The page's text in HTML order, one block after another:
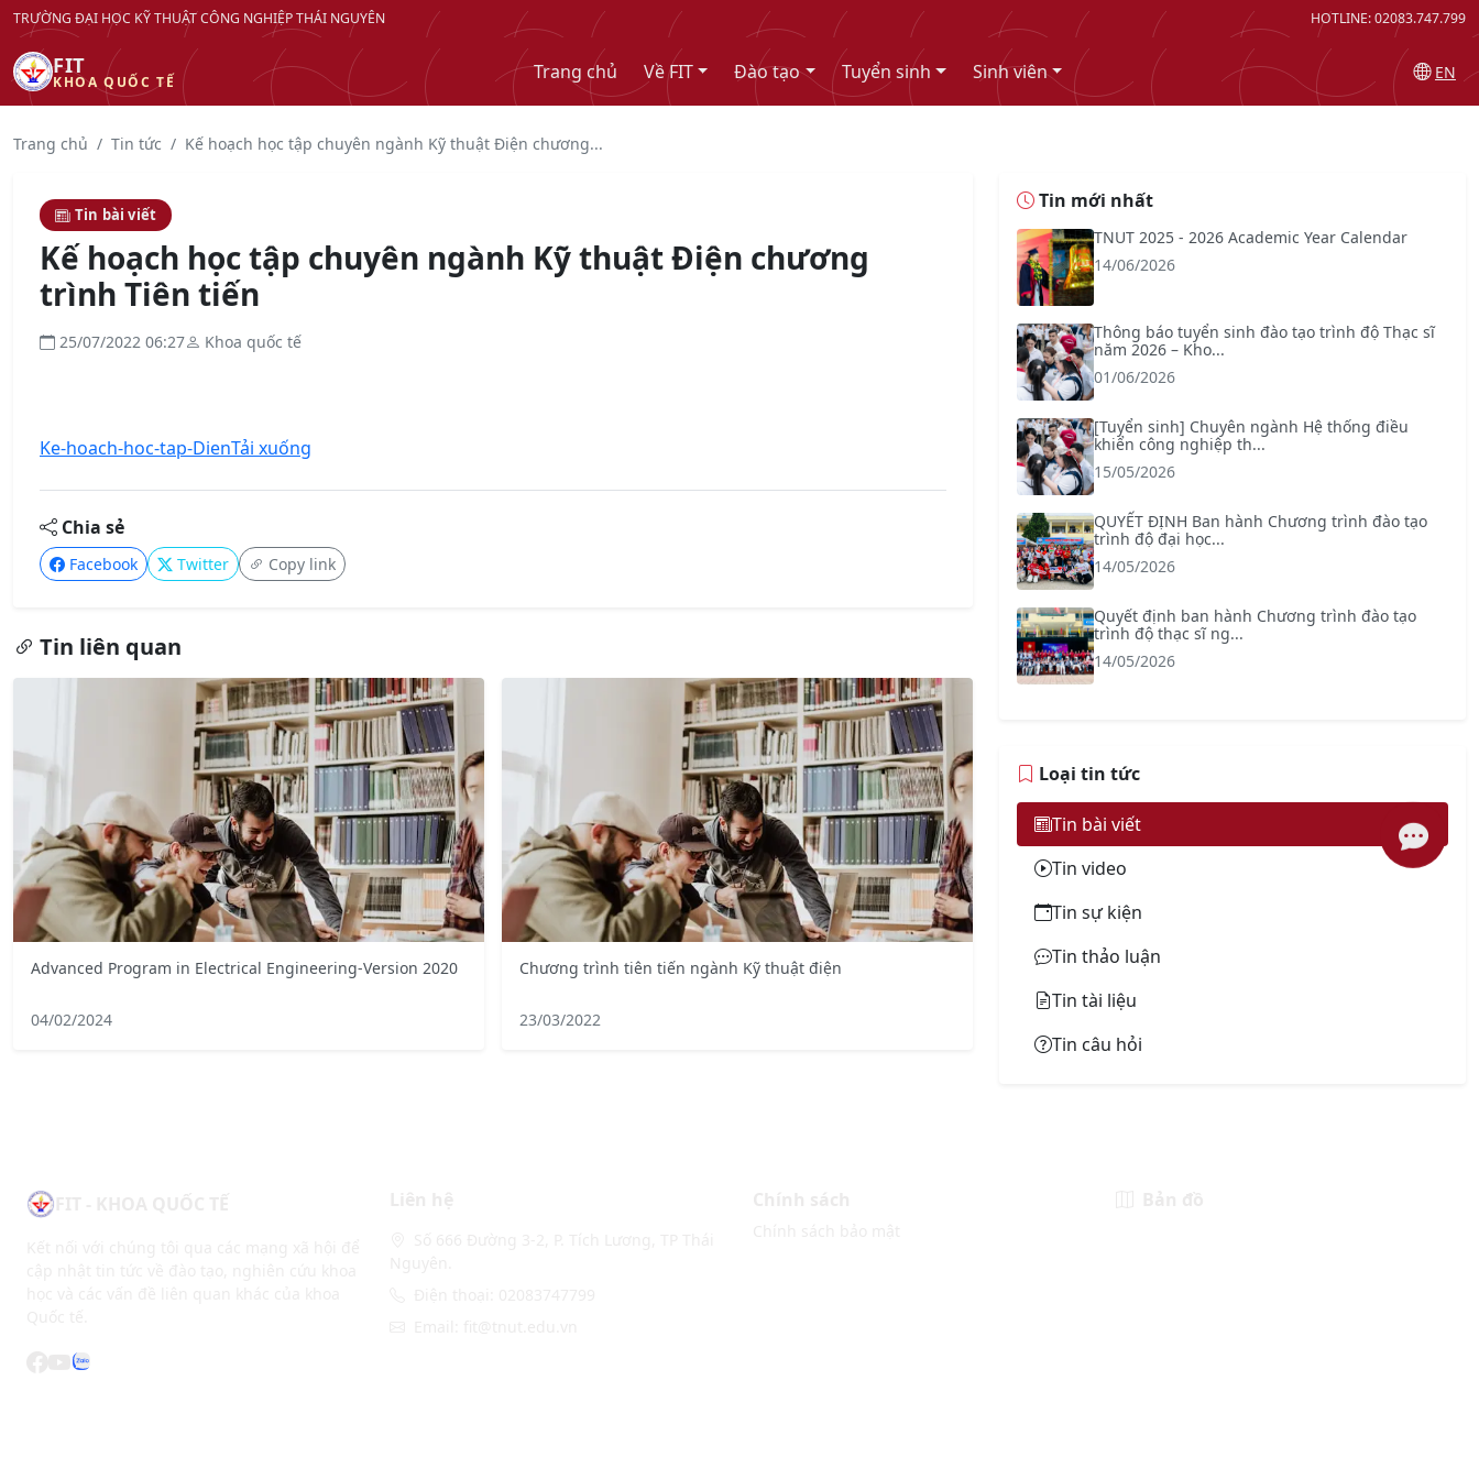
TRƯỜNG ĐẠI HỌC KỸ THUẬT CÔNG NGHIỆP THÁI NGUYÊN HOTLINE: 02083.747.799
FIT
KHOA QUỐC TẾ Trang chủ Về FIT Đào tạo Tuyển sinh Sinh viên EN
Trang chủ Tin tức Kế hoạch học tập chuyên ngành Kỹ thuật Điện chương...
Tin bài viết
Kế hoạch học tập chuyên ngành Kỹ thuật Điện chương
trình Tiên tiến
25/07/2022 06:27 Khoa quốc tế
Ke-hoach-hoc-tap-DienTải xuống
Chia sẻ
Facebook Twitter Copy link
Tin liên quan
Advanced Program in Electrical Engineering-Version 2020
04/02/2024
Chương trình tiên tiến ngành Kỹ thuật điện
23/03/2022
Tin mới nhất
TNUT 2025 - 2026 Academic Year Calendar
14/06/2026
Thông báo tuyển sinh đào tạo trình độ Thạc sĩ
năm 2026 – Kho...
01/06/2026
[Tuyển sinh] Chuyên ngành Hệ thống điều
khiển công nghiệp th...
15/05/2026
QUYẾT ĐỊNH Ban hành Chương trình đào tạo
trình độ đại học...
14/05/2026
Quyết định ban hành Chương trình đào tạo
trình độ thạc sĩ ng...
14/05/2026
Loại tin tức
Tin bài viết
Tin video
Tin sự kiện
Tin thảo luận
Tin tài liệu
Tin câu hỏi